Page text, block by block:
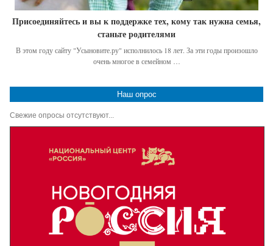
Присоединяйтесь и вы к поддержке тех, кому так нужна семья,
станьте родителями
В этом году сайту "Усыновите.ру" исполнилось 18 лет. За эти годы произошло
очень многое в семейном …
Наш опрос
Свежие опросы отсутствуют...